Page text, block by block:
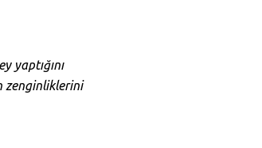
yaptığını
zenginliklerini